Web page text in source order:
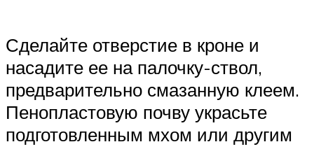
Сделайте отверстие в кроне и
насадите ее на палочку-ствол,
предварительно смазанную клеем.
Пенопластовую почву украсьте
подготовленным мхом или другим